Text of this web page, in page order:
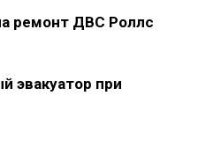
ремонт ДВС Роллс
эвакуатор при